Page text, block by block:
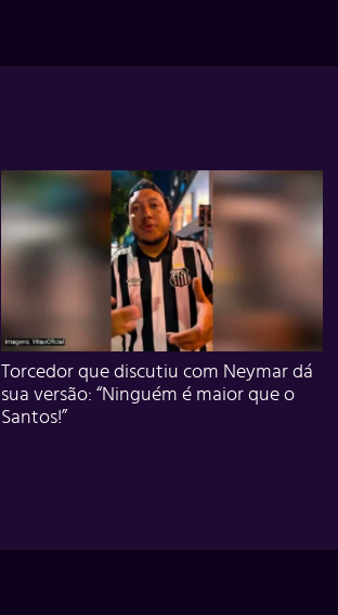
Torcedor que discutiu com Neymar dá
sua versão: “Ninguém é maior que o
Santos!”